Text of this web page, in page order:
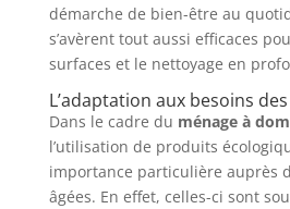
démarche de bien-être au
s’avèrent tout aussi efficaces
surfaces et le nettoyage en
L’adaptation aux besoins
Dans le cadre du ménage à
l’utilisation de produits
importance particulière auprès
âgées. En effet, celles-ci sont